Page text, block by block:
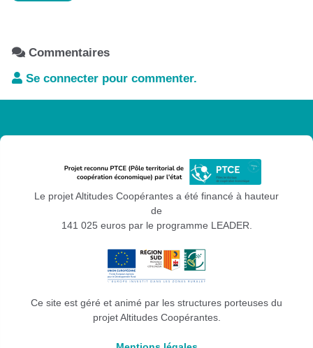
Handirect05
Guillestrois et du Queyras
SDJES 05 Service départemental à la
jeunesse à l'engagement et aux sports
Udess05 Union départementale de l'économie
Commentaires
Se connecter pour commenter.
Le projet Altitudes Coopérantes a été financé à hauteur
de
141 025 euros par le programme LEADER.
Ce site est géré et animé par les structures porteuses du
projet Altitudes Coopérantes.